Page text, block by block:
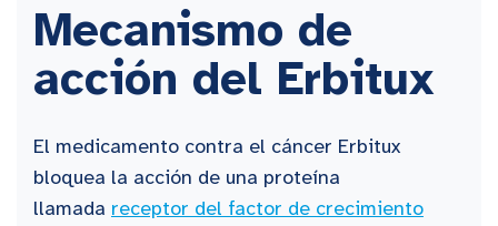
Mecanismo de
acción del Erbitux
El medicamento contra el cáncer Erbitux
bloquea la acción de una proteína
llamada receptor del factor de crecimiento